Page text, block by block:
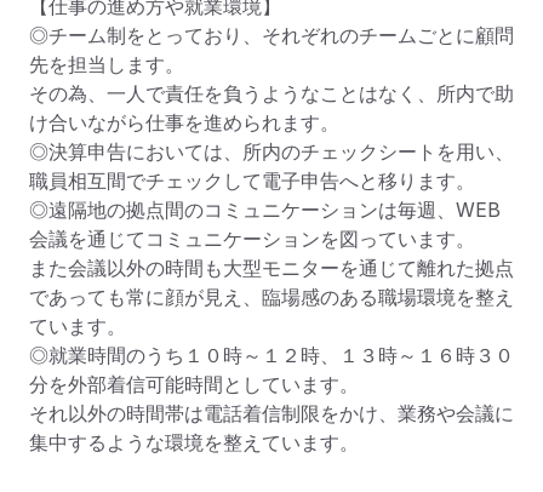
【仕事の進め方や就業環境】
◎チーム制をとっており、それぞれのチームごとに顧問
先を担当します。
その為、一人で責任を負うようなことはなく、所内で助
け合いながら仕事を進められます。
◎決算申告においては、所内のチェックシートを用い、
職員相互間でチェックして電子申告へと移ります。
◎遠隔地の拠点間のコミュニケーションは毎週、WEB
会議を通じてコミュニケーションを図っています。
また会議以外の時間も大型モニターを通じて離れた拠点
であっても常に顔が見え、臨場感のある職場環境を整え
ています。
◎就業時間のうち１０時～１２時、１３時～１６時３０
分を外部着信可能時間としています。
それ以外の時間帯は電話着信制限をかけ、業務や会議に
集中するような環境を整えています。